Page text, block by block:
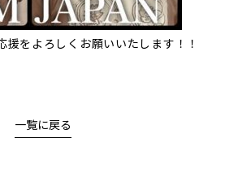
援をよろしくお願いいたします！！
一覧に戻る